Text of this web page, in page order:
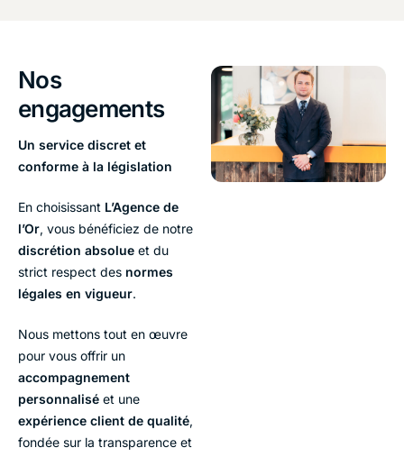
cours de
l’argent en
temps réel
pour vous
garantir une
offre
nécessaires
correctement
vos biens.
l’estimation
à la
transaction,
assurons
gratuite et
engagement.
Nos
engagements
Un service discret et
conforme à la législation
En choisissant L’Agence de
l’Or, vous bénéficiez de notre
discrétion absolue et du
strict respect des normes
légales en vigueur.
Nous mettons tout en œuvre
pour vous offrir un
accompagnement
personnalisé et une
expérience client de qualité,
fondée sur la transparence et